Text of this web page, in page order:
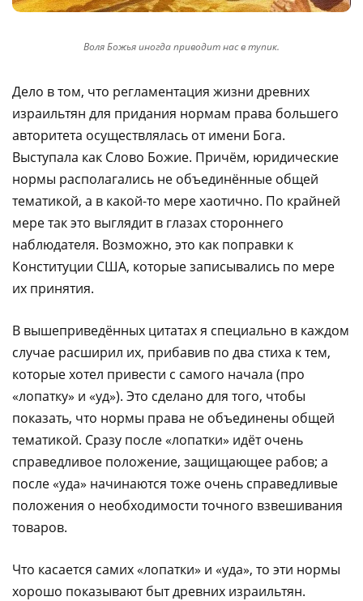
Воля Божья иногда приводит нас в тупик.
Дело в том, что регламентация жизни древних
израильтян для придания нормам права большего
авторитета осуществлялась от имени Бога.
Выступала как Слово Божие. Причём, юридические
нормы располагались не объединённые общей
тематикой, а в какой-то мере хаотично. По крайней
мере так это выглядит в глазах стороннего
наблюдателя. Возможно, это как поправки к
Конституции США, которые записывались по мере
их принятия.
В вышеприведённых цитатах я специально в каждом
случае расширил их, прибавив по два стиха к тем,
которые хотел привести с самого начала (про
«лопатку» и «уд»). Это сделано для того, чтобы
показать, что нормы права не объединены общей
тематикой. Сразу после «лопатки» идёт очень
справедливое положение, защищающее рабов; а
после «уда» начинаются тоже очень справедливые
положения о необходимости точного взвешивания
товаров.
Что касается самих «лопатки» и «уда», то эти нормы
хорошо показывают быт древних израильтян.